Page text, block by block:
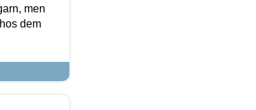
men
dem